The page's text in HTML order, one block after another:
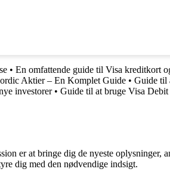
• En omfattende guide til Visa kreditkort
Aktier – En Komplet Guide • Guide til
investorer• Guide til at bruge Visa
er at bringe dig de nyeste oplysninger,
dig med den nødvendige indsigt.